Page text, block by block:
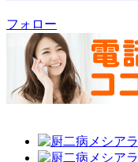
フォロー